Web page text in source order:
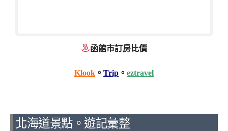
函館市訂房比價
Klook 。 Trip 。 eztravel
北海道景點。遊記彙整